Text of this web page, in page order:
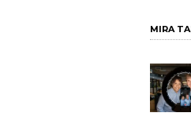
MIRA